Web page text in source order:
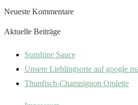
Neueste Kommentare
Aktuelle Beiträge
Sunshine Sauce
Unsere Lieblingsorte auf google
Thunfisch-Champignon Omlette